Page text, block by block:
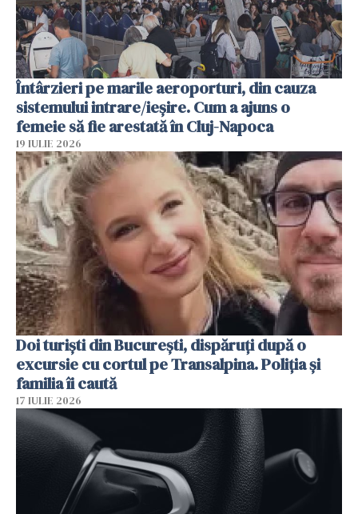
Întârzieri pe marile aeroporturi, din cauza
sistemului intrare/ieșire. Cum a ajuns o
femeie să fie arestată în Cluj-Napoca
19 IULIE 2026
Doi turiști din București, dispăruți după o
excursie cu cortul pe Transalpina. Poliția și
familia îi caută
17 IULIE 2026